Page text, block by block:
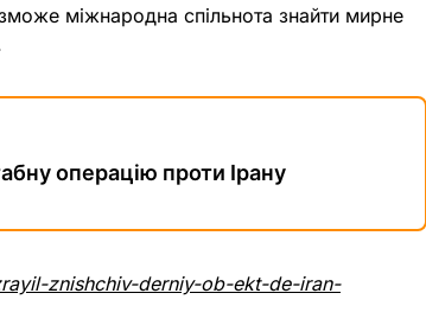
міжнародна спільнота знайти мирне
операцію проти Ірану
znishchiv-derniy-ob-ekt-de-iran-